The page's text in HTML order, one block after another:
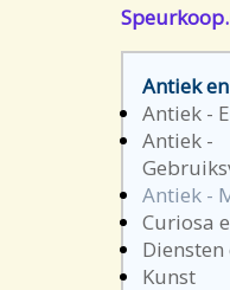
Antiek
Antiek -
Antiek -
Antiek -
Curiosa
Diensten
Kunst